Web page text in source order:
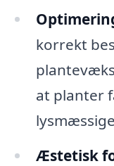
korrekt
at planter
Æstetisk